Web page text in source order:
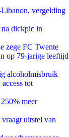
vergelding
na dickpic in
zege FC Twente
op 79-jarige leeftijd
alcoholmisbruik
tot
meer
uitstel van